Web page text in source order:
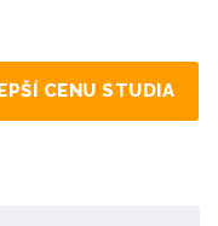
CENU STUDIA